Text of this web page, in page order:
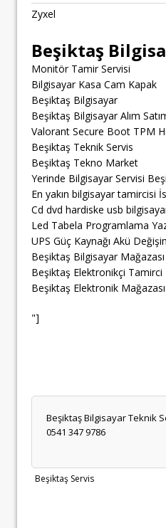
Zyxel
Beşiktaş
Monitör Tamir Servisi
Bilgisayar Kasa Cam Kapak
Beşiktaş Bilgisayar
Beşiktaş Bilgisayar Alım
Valorant Secure Boot TPM
Beşiktaş Teknik Servis
Beşiktaş Tekno Market
Yerinde Bilgisayar Servisi
En yakın bilgisayar tamircisi
Cd dvd hardiske usb
Led Tabela Programlama
UPS Güç Kaynağı Akü
Beşiktaş Bilgisayar Mağazası
Beşiktaş Elektronikçi Tamirci
Beşiktaş Elektronik Mağazası
"]
Beşiktaş Bilgisayar Teknik
0541 347 9786
Beşiktaş Servis